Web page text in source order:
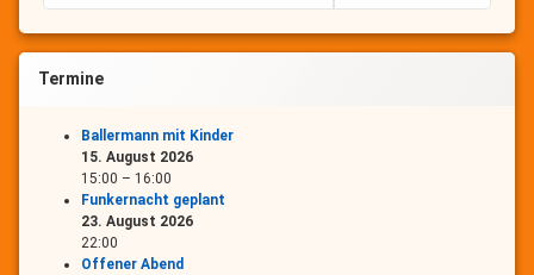
Termine
Ballermann mit Kinder
15. August 2026
15:00 – 16:00
Funkernacht geplant
23. August 2026
22:00
Offener Abend